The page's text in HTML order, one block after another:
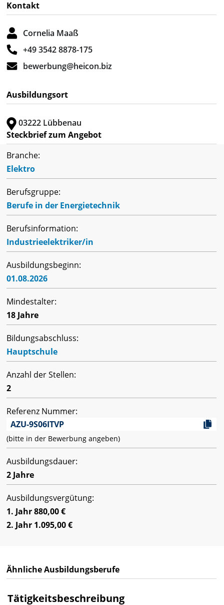
Kontakt
Cornelia Maaß
+49 3542 8878-175
bewerbung@heicon.biz
Ausbildungsort
03222 Lübbenau
Steckbrief zum Angebot
Branche:
Elektro
Berufsgruppe:
Berufe in der Energietechnik
Berufsinformation:
Industrieelektriker/in
Ausbildungsbeginn:
01.08.2026
Mindestalter:
18 Jahre
Bildungsabschluss:
Hauptschule
Anzahl der Stellen:
2
Referenz Nummer:
AZU-9S06ITVP
(bitte in der Bewerbung angeben)
Ausbildungsdauer:
2 Jahre
Ausbildungsvergütung:
1. Jahr 880,00 €
2. Jahr 1.095,00 €
Ähnliche Ausbildungsberufe
Tätigkeitsbeschreibung